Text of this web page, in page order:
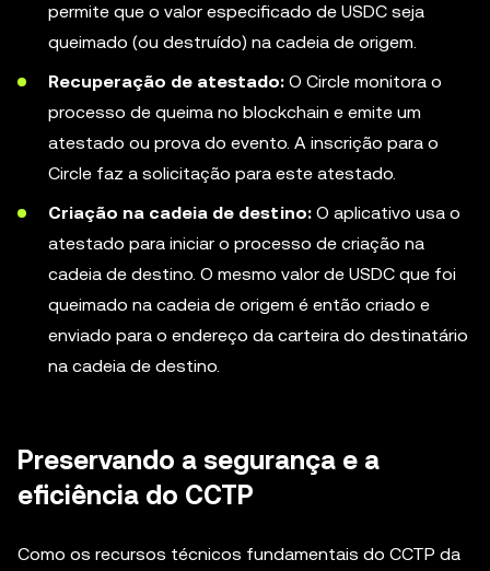
permite que o valor especificado de USDC seja
queimado (ou destruído) na cadeia de origem.
Recuperação de atestado: O Circle monitora o
processo de queima no blockchain e emite um
atestado ou prova do evento. A inscrição para o
Circle faz a solicitação para este atestado.
Criação na cadeia de destino: O aplicativo usa o
atestado para iniciar o processo de criação na
cadeia de destino. O mesmo valor de USDC que foi
queimado na cadeia de origem é então criado e
enviado para o endereço da carteira do destinatário
na cadeia de destino.
Preservando a segurança e a
eficiência do CCTP
Como os recursos técnicos fundamentais do CCTP da